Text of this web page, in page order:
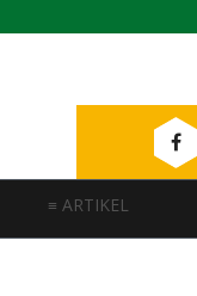
≡ ARTIKEL